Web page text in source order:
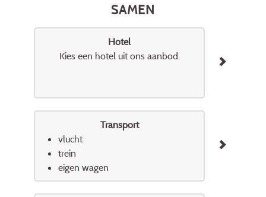
SAMEN
Hotel
Kies een hotel uit ons aanbod.
Transport
vlucht
trein
eigen wagen